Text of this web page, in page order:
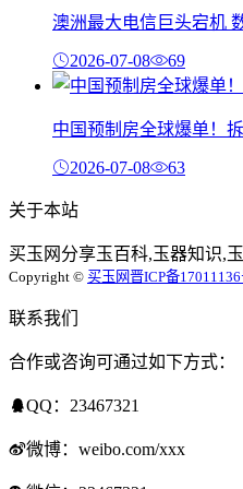
澳洲最大电信巨头宕机
2026-07-08 69
中国预制房全球爆单！
2026-07-08 63
关于本站
买玉网分享玉百科,玉器知识,
Copyright © 买玉网晋ICP备17011136
联系我们
合作或咨询可通过如下方式：
QQ：23467321
微博：weibo.com/xxx